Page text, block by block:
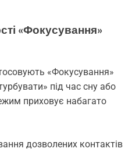
«Фокусування»
«Фокусування»
під час сну або
приховує набагато
дозволених контактів